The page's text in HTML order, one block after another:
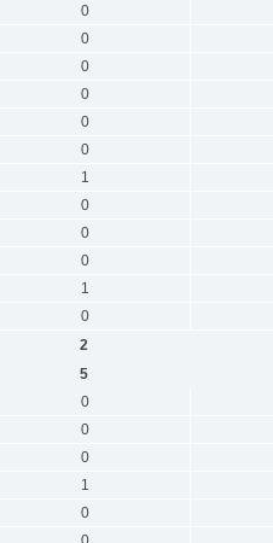
0
0
0
0
0
0
1
0
0
0
1
0
2
5
0
0
0
1
0